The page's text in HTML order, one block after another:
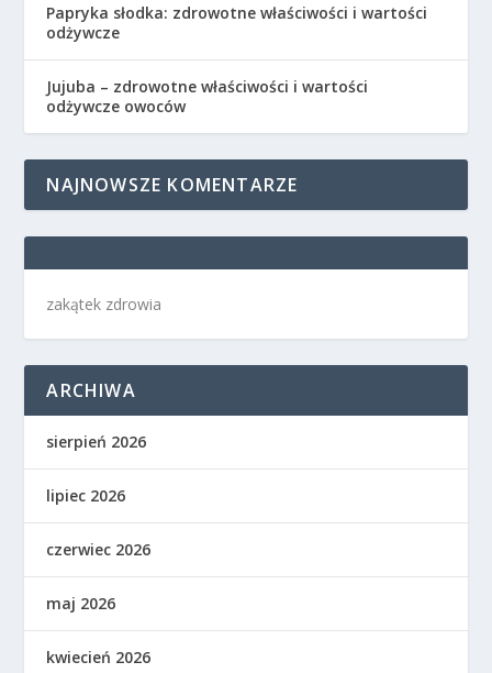
Papryka słodka: zdrowotne właściwości i wartości
odżywcze
Jujuba – zdrowotne właściwości i wartości
odżywcze owoców
NAJNOWSZE KOMENTARZE
zakątek zdrowia
ARCHIWA
sierpień 2026
lipiec 2026
czerwiec 2026
maj 2026
kwiecień 2026